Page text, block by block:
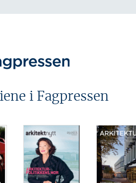
i Fagpressen